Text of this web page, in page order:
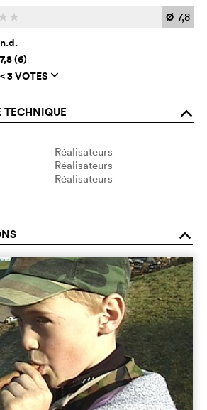
c Ø 7,8
n.d.
7,8 (6)
< 3 VOTES q
TECHNIQUE o
Réalisateurs
Réalisateurs
Réalisateurs
o